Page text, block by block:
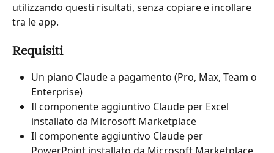
utilizzando questi risultati, senza copiare e incollare
tra le app.
Requisiti
Un piano Claude a pagamento (Pro, Max, Team o
Enterprise)
Il componente aggiuntivo Claude per Excel
installato da Microsoft Marketplace
Il componente aggiuntivo Claude per